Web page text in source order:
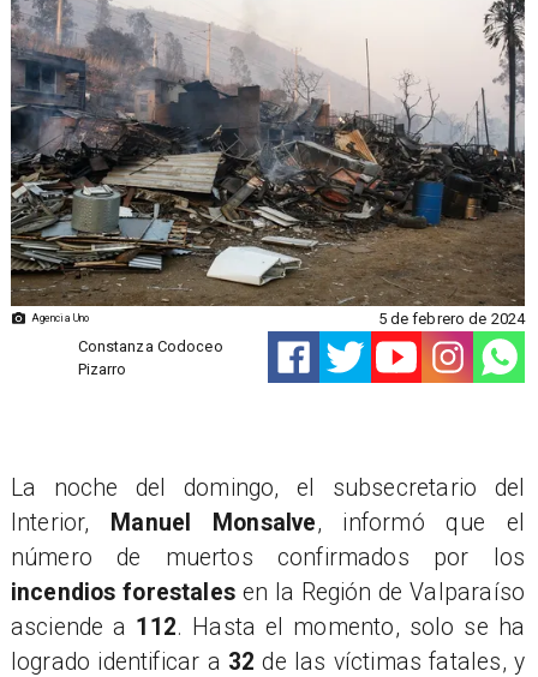
Agencia Uno
Constanza Codoceo
Pizarro
5 de febrero de 2024
La noche del domingo, el subsecretario del
Interior,
Manuel Monsalve, informó que el
número de muertos confirmados por los
incendios forestales en la Región de Valparaíso
asciende a 112. Hasta el momento, solo se ha
logrado identificar a 32 de las víctimas fatales, y